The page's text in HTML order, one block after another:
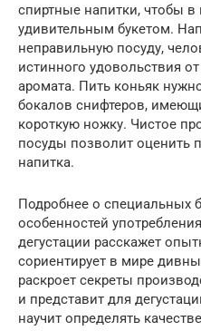
спиртные напитки, чтобы
удивительным букетом.
неправильную посуду,
истинного удовольствия
аромата. Пить коньяк
бокалов снифтеров,
короткую ножку. Чистое
посуды позволит оценить
напитка.
Подробнее о специальных
особенностей
дегустации расскажет
сориентирует в мире
раскроет секреты
и представит для
научит определять